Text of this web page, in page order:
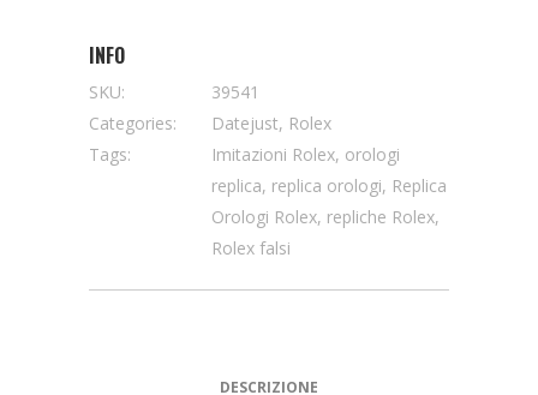
INFO
SKU:
39541
Categories:
Datejust, Rolex
Tags:
Imitazioni Rolex, orologi
replica, replica orologi, Replica
Orologi Rolex, repliche Rolex,
Rolex falsi
DESCRIZIONE